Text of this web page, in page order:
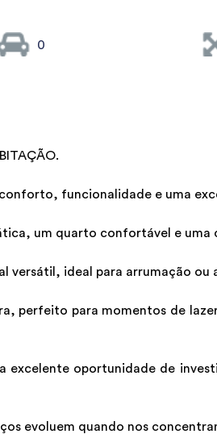
0
funcionalidade e uma
um quarto confortável e uma
ideal para arrumação ou
perfeito para momentos de
excelente oportunidade de
evoluem quando nos